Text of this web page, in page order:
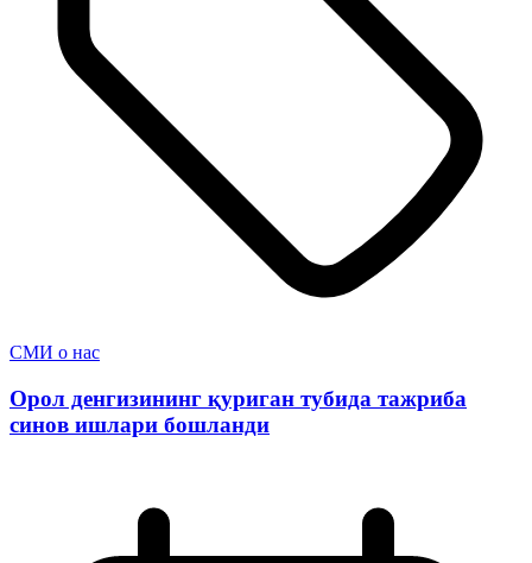
СМИ о нас
Орол денгизининг қуриган тубида тажриба
синов ишлари бошланди